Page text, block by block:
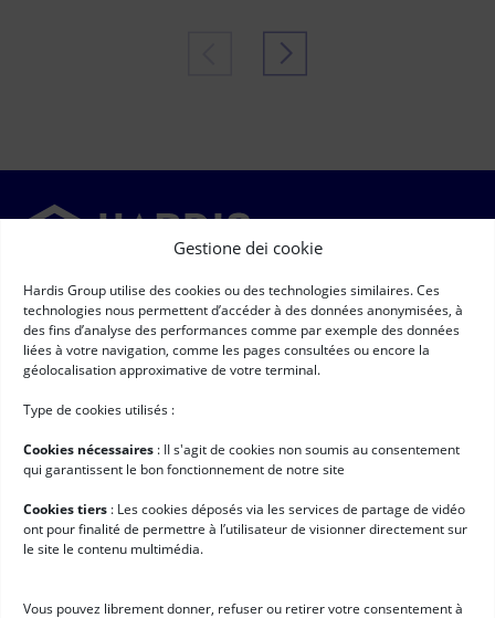
Gestione dei cookie
Hardis Group utilise des cookies ou des technologies similaires. Ces
technologies nous permettent d’accéder à des données anonymisées, à
des fins d’analyse des performances comme par exemple des données
liées à votre navigation, comme les pages consultées ou encore la
géolocalisation approximative de votre terminal.
Type de cookies utilisés :
Cookies nécessaires : II s'agit de cookies non soumis au consentement
qui garantissent le bon fonctionnement de notre site
Cookies tiers : Les cookies déposés via les services de partage de vidéo
ont pour finalité de permettre à l’utilisateur de visionner directement sur
le site le contenu multimédia.
Vous pouvez librement donner, refuser ou retirer votre consentement à
Newsletter
Email (Obbligatorio)
RGPD(Obbligatorio)
Autorizzo la raccolta e il trattamento dei miei dati personali,
Link rapidi
Software per la logistica
Storie di successo
Lavora con noi